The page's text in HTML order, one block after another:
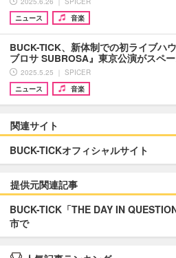
ニュース
音楽
BUCK-TICK、新体制での初ライブハ
ブロサ SUBROSA』東京公演がスペ
2025.5.25 ｜ SPICER
ニュース
音楽
関連サイト
BUCK-TICKオフィシャルサイト
提供元関連記事
BUCK-TICK「THE DAY IN
市で